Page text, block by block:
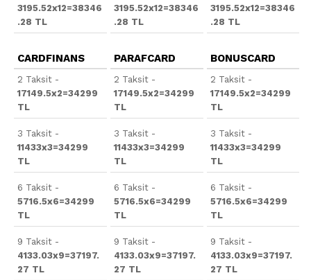
3195.52x12=38346
.28 TL
3195.52x12=38346
.28 TL
3195.52x12=38346
.28 TL
CARDFINANS
2 Taksit -
17149.5x2=34299
TL
3 Taksit -
11433x3=34299
TL
6 Taksit -
5716.5x6=34299
TL
9 Taksit -
4133.03x9=37197.
27 TL
PARAFCARD
2 Taksit -
17149.5x2=34299
TL
3 Taksit -
11433x3=34299
TL
6 Taksit -
5716.5x6=34299
TL
9 Taksit -
4133.03x9=37197.
27 TL
BONUSCARD
2 Taksit -
17149.5x2=34299
TL
3 Taksit -
11433x3=34299
TL
6 Taksit -
5716.5x6=34299
TL
9 Taksit -
4133.03x9=37197.
27 TL